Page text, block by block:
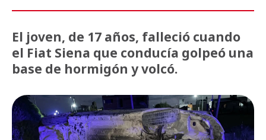
El joven, de 17 años, falleció cuando
el Fiat Siena que conducía golpeó una
base de hormigón y volcó.